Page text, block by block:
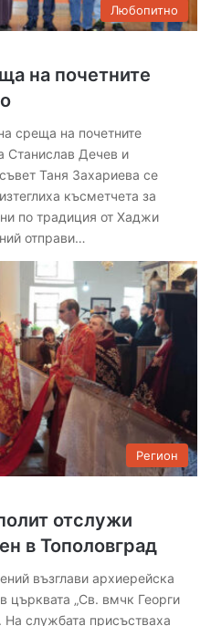
Любопитно
на почетните
среща на почетните
Станислав Дечев и
Таня Захариева се
късметчета за
по традиция от Хаджи
отправи…
Регион
отслужи
в Тополовград
възглави архиерейска
църквата „Св. вмчк Георги
На службата присъстваха